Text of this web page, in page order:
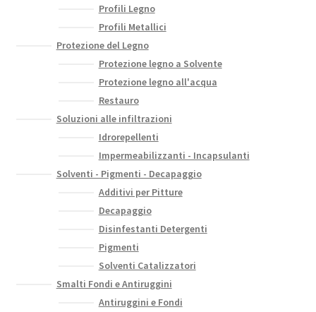
Profili Legno
Profili Metallici
Protezione del Legno
Protezione legno a Solvente
Protezione legno all'acqua
Restauro
Soluzioni alle infiltrazioni
Idrorepellenti
Impermeabilizzanti - Incapsulanti
Solventi - Pigmenti - Decapaggio
Additivi per Pitture
Decapaggio
Disinfestanti Detergenti
Pigmenti
Solventi Catalizzatori
Smalti Fondi e Antiruggini
Antiruggini e Fondi